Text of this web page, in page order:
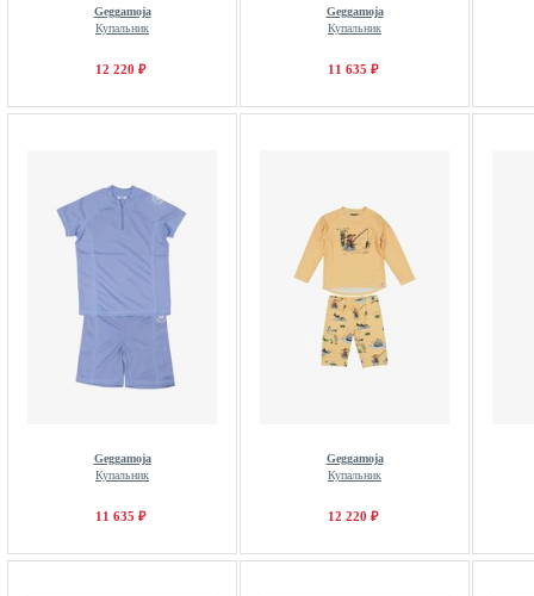
Geggamoja
Купальник
12 220 ₽
Geggamoja
Купальник
11 635 ₽
Geggamoja
Купальник
11 635 ₽
Geggamoja
Купальник
12 220 ₽